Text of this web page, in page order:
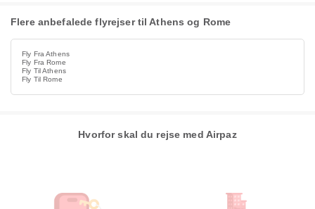
Flere anbefalede flyrejser til Athens og Rome
Fly Fra Athens
Fly Fra Rome
Fly Til Athens
Fly Til Rome
Hvorfor skal du rejse med Airpaz